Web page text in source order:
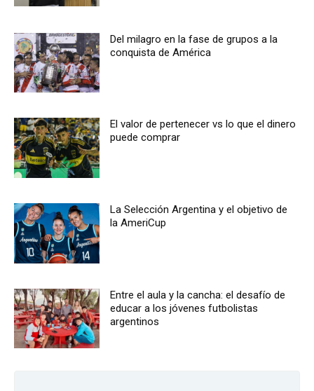
Del milagro en la fase de grupos a la
conquista de América
El valor de pertenecer vs lo que el dinero
puede comprar
La Selección Argentina y el objetivo de
la AmeriCup
Entre el aula y la cancha: el desafío de
educar a los jóvenes futbolistas
argentinos